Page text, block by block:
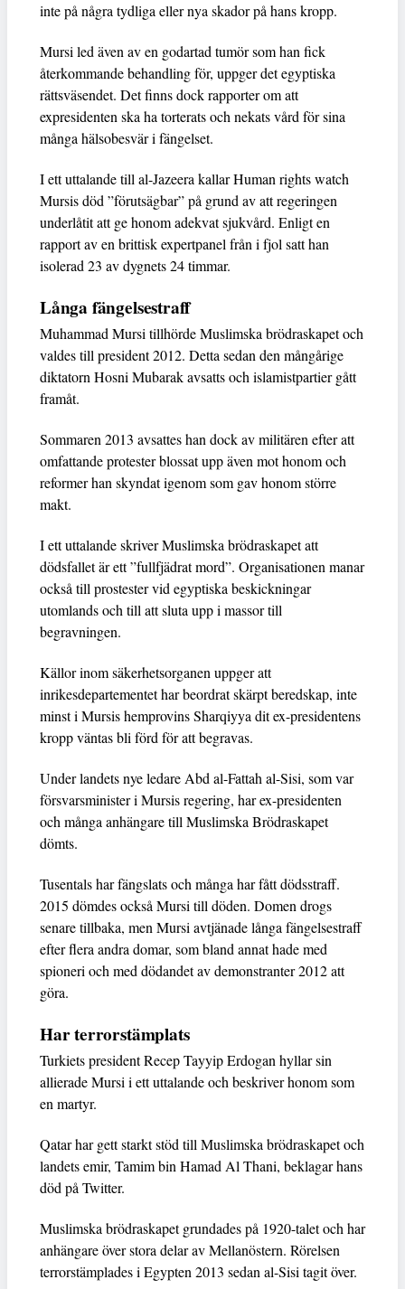
inte på några tydliga eller nya skador på hans kropp.
Mursi led även av en godartad tumör som han fick
återkommande behandling för, uppger det egyptiska
rättsväsendet. Det finns dock rapporter om att
expresidenten ska ha torterats och nekats vård för sina
många hälsobesvär i fängelset.
I ett uttalande till al-Jazeera kallar Human rights watch
Mursis död ”förutsägbar” på grund av att regeringen
underlåtit att ge honom adekvat sjukvård. Enligt en
rapport av en brittisk expertpanel från i fjol satt han
isolerad 23 av dygnets 24 timmar.
Långa fängelsestraff
Muhammad Mursi tillhörde Muslimska brödraskapet och
valdes till president 2012. Detta sedan den mångårige
diktatorn Hosni Mubarak avsatts och islamistpartier gått
framåt.
Sommaren 2013 avsattes han dock av militären efter att
omfattande protester blossat upp även mot honom och
reformer han skyndat igenom som gav honom större
makt.
I ett uttalande skriver Muslimska brödraskapet att
dödsfallet är ett ”fullfjädrat mord”. Organisationen manar
också till prostester vid egyptiska beskickningar
utomlands och till att sluta upp i massor till
begravningen.
Källor inom säkerhetsorganen uppger att
inrikesdepartementet har beordrat skärpt beredskap, inte
minst i Mursis hemprovins Sharqiyya dit ex-presidentens
kropp väntas bli förd för att begravas.
Under landets nye ledare Abd al-Fattah al-Sisi, som var
försvarsminister i Mursis regering, har ex-presidenten
och många anhängare till Muslimska Brödraskapet
dömts.
Tusentals har fängslats och många har fått dödsstraff.
2015 dömdes också Mursi till döden. Domen drogs
senare tillbaka, men Mursi avtjänade långa fängelsestraff
efter flera andra domar, som bland annat hade med
spioneri och med dödandet av demonstranter 2012 att
göra.
Har terrorstämplats
Turkiets president Recep Tayyip Erdogan hyllar sin
allierade Mursi i ett uttalande och beskriver honom som
en martyr.
Qatar har gett starkt stöd till Muslimska brödraskapet och
landets emir, Tamim bin Hamad Al Thani, beklagar hans
död på Twitter.
Muslimska brödraskapet grundades på 1920-talet och har
anhängare över stora delar av Mellanöstern. Rörelsen
terrorstämplades i Egypten 2013 sedan al-Sisi tagit över.